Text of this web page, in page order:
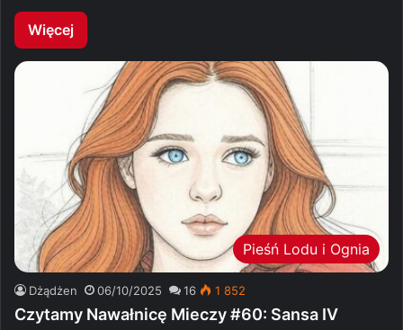
Więcej
Pieśń Lodu i Ognia
Dżądżen 06/10/2025 16 1 852
Czytamy Nawałnicę Mieczy #60: Sansa IV